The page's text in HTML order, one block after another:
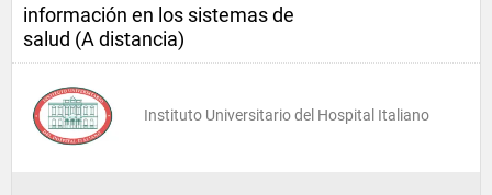
información en los sistemas de
salud (A distancia)
Instituto Universitario del Hospital Italiano